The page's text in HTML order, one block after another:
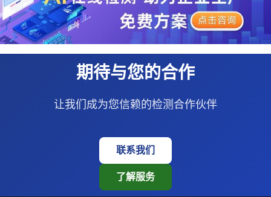
期待与您的合作
让我们成为您信赖的检测合作伙伴
联系我们
了解服务